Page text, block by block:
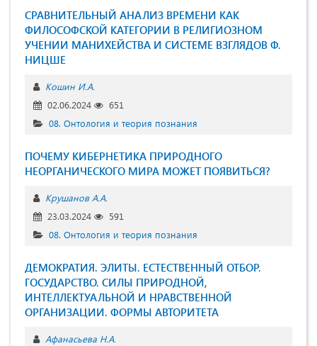
СРАВНИТЕЛЬНЫЙ АНАЛИЗ ВРЕМЕНИ КАК
ФИЛОСОФСКОЙ КАТЕГОРИИ В РЕЛИГИОЗНОМ
УЧЕНИИ МАНИХЕЙСТВА И СИСТЕМЕ ВЗГЛЯДОВ Ф.
НИЦШЕ
Кошин И.А.
02.06.2024
651
08. Онтология и теория познания
ПОЧЕМУ КИБЕРНЕТИКА ПРИРОДНОГО
НЕОРГАНИЧЕСКОГО МИРА МОЖЕТ ПОЯВИТЬСЯ?
Крушанов А.А.
23.03.2024
591
08. Онтология и теория познания
ДЕМОКРАТИЯ. ЭЛИТЫ. ЕСТЕСТВЕННЫЙ ОТБОР.
ГОСУДАРСТВО. СИЛЫ ПРИРОДНОЙ,
ИНТЕЛЛЕКТУАЛЬНОЙ И НРАВСТВЕННОЙ
ОРГАНИЗАЦИИ. ФОРМЫ АВТОРИТЕТА
Афанасьева Н.А.